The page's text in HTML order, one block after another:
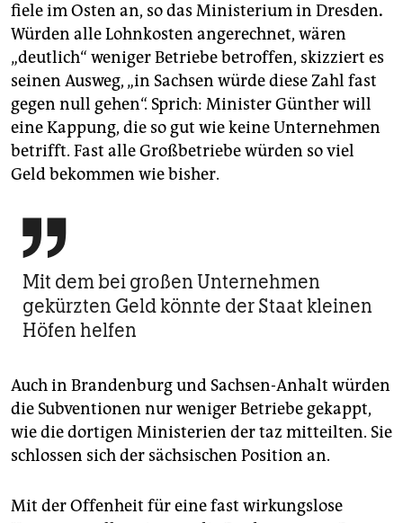
fiele im Osten an, so das Ministerium in Dresden.
Würden alle Lohnkosten angerechnet, wären
„deutlich“ weniger Betriebe betroffen, skizziert es
seinen Ausweg, „in Sachsen würde diese Zahl fast
gegen null gehen“. Sprich: Minister Günther will
eine Kappung, die so gut wie keine Unternehmen
betrifft. Fast alle Großbetriebe würden so viel
Geld bekommen wie bisher.

Mit dem bei großen Unternehmen
gekürzten Geld könnte der Staat kleinen
Höfen helfen
Auch in Brandenburg und Sachsen-Anhalt würden
die Subventionen nur weniger Betriebe gekappt,
wie die dortigen Ministerien der taz mitteilten. Sie
schlossen sich der sächsischen Position an.
Mit der Offenheit für eine fast wirkungslose